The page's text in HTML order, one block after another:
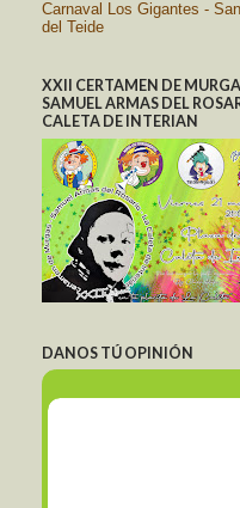
Carnaval Los Gigantes -
del Teide
XXII CERTAMEN DE
SAMUEL ARMAS DEL
CALETA DE INTERIAN
DANOS TÚ OPINIÓN